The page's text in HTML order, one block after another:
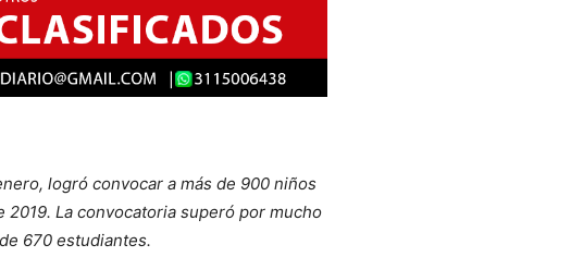
logró convocar a más de 900 niños
La convocatoria superó por mucho
670 estudiantes.